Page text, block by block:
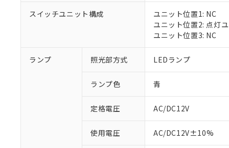
スイッチユニット構成
ユニット位置1: NC
ユニット位置2: 点灯
ユニット位置3: NC
ランプ 照光部方式 LEDランプ
ランプ色 青
定格電圧 AC/DC12V
使用電圧 AC/DC12V±10%
ご利用条件
※1 対応状況
調査・確認中：
非該当品：ライセ
仕入先様の事情に
があります。
※1 中国